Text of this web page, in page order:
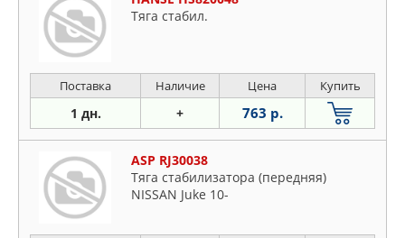
Тяга стабил.
Поставка Наличие Цена Купить
1 дн. + 763 р.
ASP RJ30038
Тяга стабилизатора (передняя)
NISSAN Juke 10-